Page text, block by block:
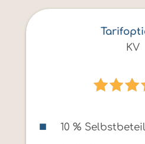
KV
10 %